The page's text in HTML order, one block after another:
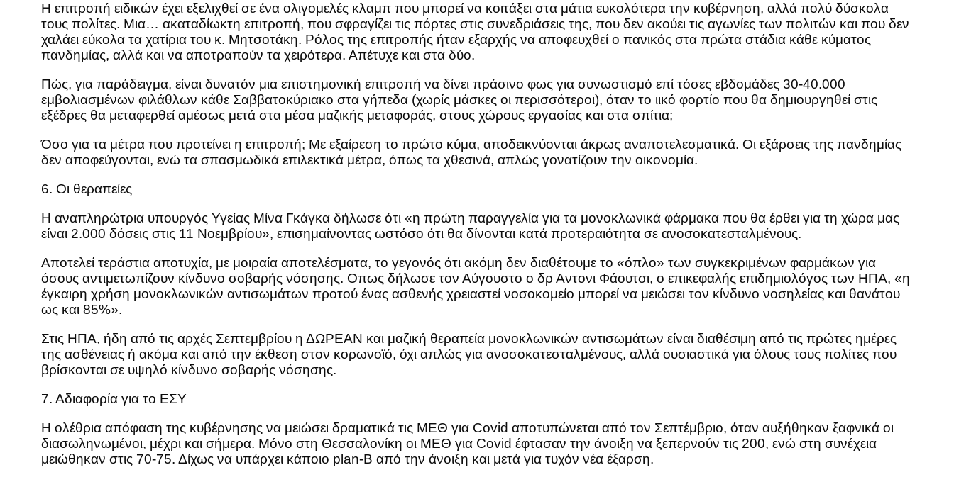
Η επιτροπή ειδικών έχει εξελιχθεί σε ένα ολιγομελές κλαμπ που μπορεί να κοιτάξει στα μάτια ευκολότερα την κυβέρνηση, αλλά πολύ δύσκολα
τους πολίτες. Μια… ακαταδίωκτη επιτροπή, που σφραγίζει τις πόρτες στις συνεδριάσεις της, που δεν ακούει τις αγωνίες των πολιτών και που δεν
χαλάει εύκολα τα χατίρια του κ. Μητσοτάκη. Ρόλος της επιτροπής ήταν εξαρχής να αποφευχθεί ο πανικός στα πρώτα στάδια κάθε κύματος
πανδημίας, αλλά και να αποτραπούν τα χειρότερα. Απέτυχε και στα δύο.
Πώς, για παράδειγμα, είναι δυνατόν μια επιστημονική επιτροπή να δίνει πράσινο φως για συνωστισμό επί τόσες εβδομάδες 30-40.000
εμβολιασμένων φιλάθλων κάθε Σαββατοκύριακο στα γήπεδα (χωρίς μάσκες οι περισσότεροι), όταν το ιικό φορτίο που θα δημιουργηθεί στις
εξέδρες θα μεταφερθεί αμέσως μετά στα μέσα μαζικής μεταφοράς, στους χώρους εργασίας και στα σπίτια;
Όσο για τα μέτρα που προτείνει η επιτροπή; Με εξαίρεση το πρώτο κύμα, αποδεικνύονται άκρως αναποτελεσματικά. Οι εξάρσεις της πανδημίας
δεν αποφεύγονται, ενώ τα σπασμωδικά επιλεκτικά μέτρα, όπως τα χθεσινά, απλώς γονατίζουν την οικονομία.
6. Οι θεραπείες
Η αναπληρώτρια υπουργός Υγείας Μίνα Γκάγκα δήλωσε ότι «η πρώτη παραγγελία για τα μονοκλωνικά φάρμακα που θα έρθει για τη χώρα μας
είναι 2.000 δόσεις στις 11 Νοεμβρίου», επισημαίνοντας ωστόσο ότι θα δίνονται κατά προτεραιότητα σε ανοσοκατεσταλμένους.
Αποτελεί τεράστια αποτυχία, με μοιραία αποτελέσματα, το γεγονός ότι ακόμη δεν διαθέτουμε το «όπλο» των συγκεκριμένων φαρμάκων για
όσους αντιμετωπίζουν κίνδυνο σοβαρής νόσησης. Οπως δήλωσε τον Αύγουστο ο δρ Αντονι Φάουτσι, ο επικεφαλής επιδημιολόγος των ΗΠΑ, «η
έγκαιρη χρήση μονοκλωνικών αντισωμάτων προτού ένας ασθενής χρειαστεί νοσοκομείο μπορεί να μειώσει τον κίνδυνο νοσηλείας και θανάτου
ως και 85%».
Στις ΗΠΑ, ήδη από τις αρχές Σεπτεμβρίου η ΔΩΡΕΑΝ και μαζική θεραπεία μονοκλωνικών αντισωμάτων είναι διαθέσιμη από τις πρώτες ημέρες
της ασθένειας ή ακόμα και από την έκθεση στον κορωνοϊό, όχι απλώς για ανοσοκατεσταλμένους, αλλά ουσιαστικά για όλους τους πολίτες που
βρίσκονται σε υψηλό κίνδυνο σοβαρής νόσησης.
7. Αδιαφορία για το ΕΣΥ
Η ολέθρια απόφαση της κυβέρνησης να μειώσει δραματικά τις ΜΕΘ για Covid αποτυπώνεται από τον Σεπτέμβριο, όταν αυξήθηκαν ξαφνικά οι
διασωληνωμένοι, μέχρι και σήμερα. Μόνο στη Θεσσαλονίκη οι ΜΕΘ για Covid έφτασαν την άνοιξη να ξεπερνούν τις 200, ενώ στη συνέχεια
μειώθηκαν στις 70-75. Δίχως να υπάρχει κάποιο plan-B από την άνοιξη και μετά για τυχόν νέα έξαρση.